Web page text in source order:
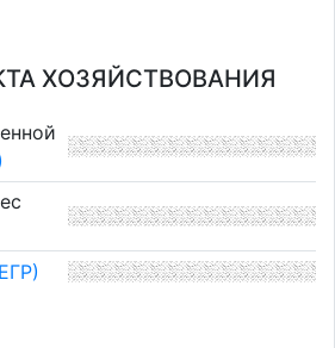
ХОЗЯЙСТВОВАНИЯ